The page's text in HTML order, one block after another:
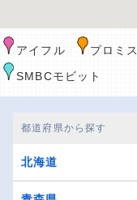
アイフル プロミス
SMBCモビット
都道府県から探す
北海道